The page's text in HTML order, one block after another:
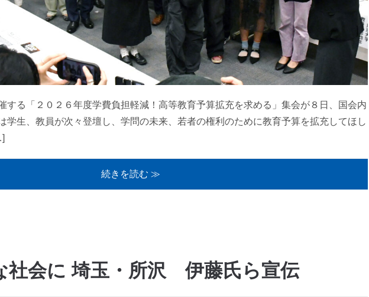
る「２０２６年度学費負担軽減！高等教育予算拡充を求める」集会が８日、国会内
学生、教員が次々登壇し、学問の未来、若者の権利のために教育予算を拡充してほし
続きを読む ≫
社会に 埼玉・所沢 伊藤氏ら宣伝